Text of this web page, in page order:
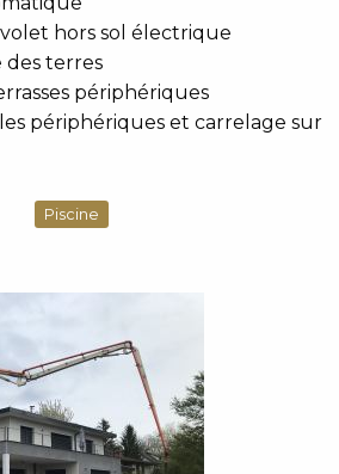
hors sol électrique
des terres
périphériques
périphériques et carrelage sur
Piscine